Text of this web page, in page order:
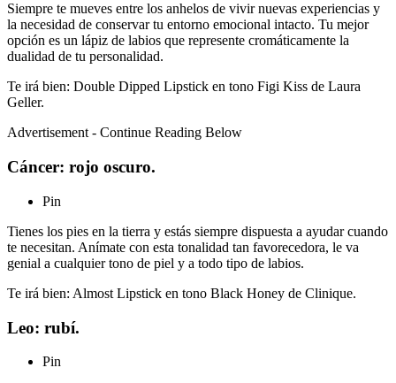
Siempre te mueves entre los anhelos de vivir nuevas experiencias y
la necesidad de conservar tu entorno emocional intacto. Tu mejor
opción es un lápiz de labios que represente cromáticamente la
dualidad de tu personalidad.
Te irá bien: Double Dipped Lipstick en tono Figi Kiss de Laura
Geller.
Advertisement - Continue Reading Below
Cáncer: rojo oscuro.
Pin
Tienes los pies en la tierra y estás siempre dispuesta a ayudar cuando
te necesitan. Anímate con esta tonalidad tan favorecedora, le va
genial a cualquier tono de piel y a todo tipo de labios.
Te irá bien: Almost Lipstick en tono Black Honey de Clinique.
Leo: rubí.
Pin